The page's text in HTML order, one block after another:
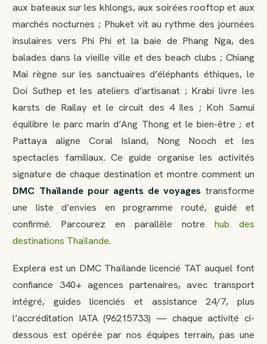
aux bateaux sur les khlongs, aux soirées rooftop et aux
marchés nocturnes ; Phuket vit au rythme des journées
insulaires vers Phi Phi et la baie de Phang Nga, des
balades dans la vieille ville et des beach clubs ; Chiang
Mai règne sur les sanctuaires d’éléphants éthiques, le
Doi Suthep et les ateliers d’artisanat ; Krabi livre les
karsts de Railay et le circuit des 4 îles ; Koh Samui
équilibre le parc marin d’Ang Thong et le bien-être ; et
Pattaya aligne Coral Island, Nong Nooch et les
spectacles familiaux. Ce guide organise les activités
signature de chaque destination et montre comment un
DMC Thaïlande pour agents de voyages transforme
une liste d’envies en programme routé, guidé et
confirmé. Parcourez en parallèle notre hub des
destinations Thaïlande.
Explera est un DMC Thaïlande licencié TAT auquel font
confiance 340+ agences partenaires, avec transport
intégré, guides licenciés et assistance 24/7, plus
l’accréditation IATA (96215733) — chaque activité ci-
dessous est opérée par nos équipes terrain, pas une